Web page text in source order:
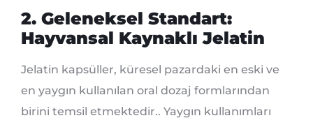
2. Geleneksel Standart:
Hayvansal Kaynaklı Jelatin
Jelatin kapsüller, küresel pazardaki en eski ve
en yaygın kullanılan oral dozaj formlarından
birini temsil etmektedir.. Yaygın kullanımları